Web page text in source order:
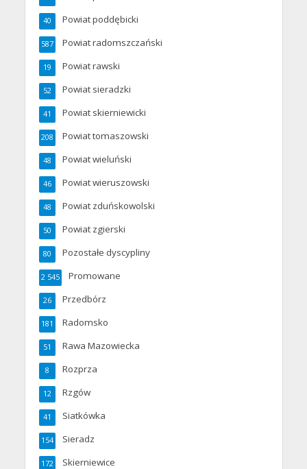
Powiat poddębicki
40
Powiat radomszczański
587
Powiat rawski
19
Powiat sieradzki
52
Powiat skierniewicki
41
Powiat tomaszowski
208
Powiat wieluński
48
Powiat wieruszowski
46
Powiat zduńskowolski
48
Powiat zgierski
50
Pozostałe dyscypliny
80
Promowane
2 545
Przedbórz
26
Radomsko
181
Rawa Mazowiecka
51
Rozprza
8
Rzgów
12
Siatkówka
41
Sieradz
154
Skierniewice
172